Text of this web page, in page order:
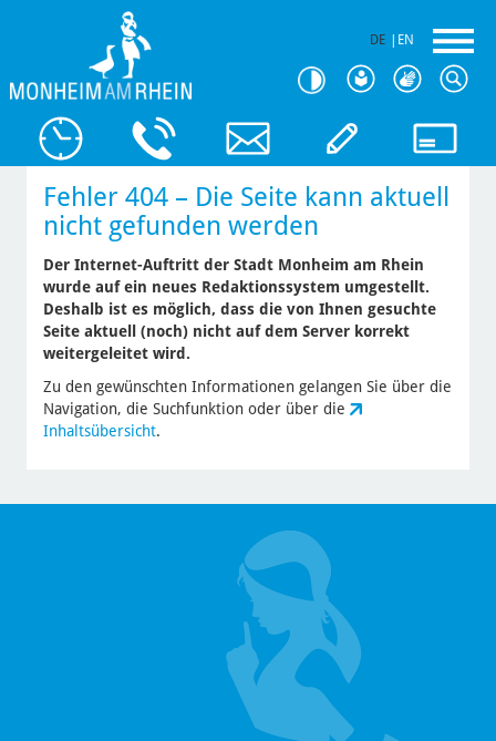
DE EN
Fehler 404 – Die Seite kann aktuell
nicht gefunden werden
Der Internet-Auftritt der Stadt Monheim am Rhein
wurde auf ein neues Redaktionssystem umgestellt.
Deshalb ist es möglich, dass die von Ihnen gesuchte
Seite aktuell (noch) nicht auf dem Server korrekt
weitergeleitet wird.
Zu den gewünschten Informationen gelangen Sie über die
Navigation, die Suchfunktion oder über die
Inhaltsübersicht.